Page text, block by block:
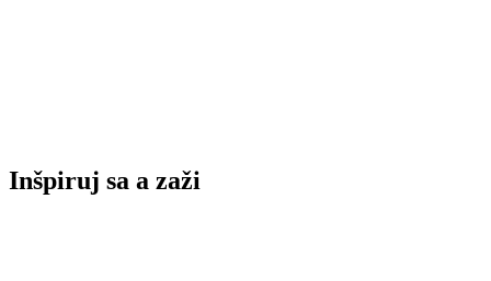
Inšpiruj sa a zaži